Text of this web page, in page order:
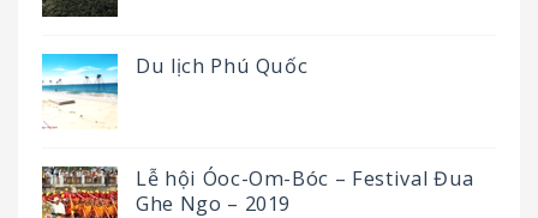
Du lịch Phú Quốc
Lễ hội Óoc-Om-Bóc – Festival Đua
Ghe Ngo – 2019